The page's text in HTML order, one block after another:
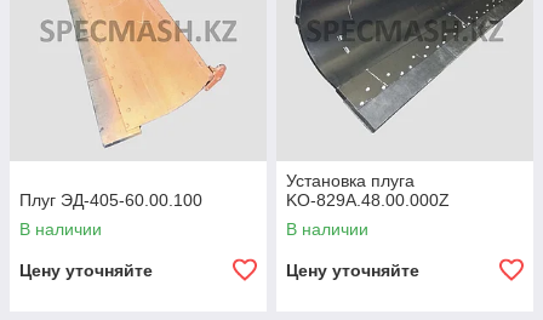
Плуг ЭД-405-60.00.100
В наличии
Цену уточняйте
Установка плуга
KО-829A.48.00.000Z
В наличии
Цену уточняйте